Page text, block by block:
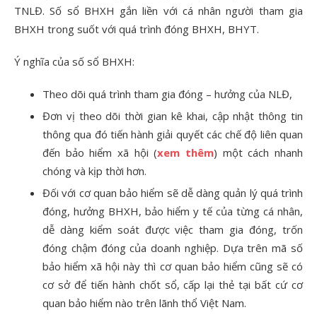
TNLĐ. Số sổ BHXH gắn liền với cá nhân người tham gia
BHXH trong suốt với quá trình đóng BHXH, BHYT.
Ý nghĩa của số sổ BHXH:
Theo dõi quá trình tham gia đóng – hưởng của NLĐ,
Đơn vị theo dõi thời gian kê khai, cập nhật thông tin
thông qua đó tiến hành giải quyết các chế độ liên quan
đến bảo hiểm xã hội (xem thêm) một cách nhanh
chóng và kịp thời hơn.
Đối với cơ quan bảo hiểm sẽ dễ dàng quản lý quá trình
đóng, hưởng BHXH, bảo hiểm y tế của từng cá nhân,
dễ dàng kiểm soát được việc tham gia đóng, trốn
đóng chậm đóng của doanh nghiệp. Dựa trên mã số
bảo hiểm xã hội này thì cơ quan bảo hiểm cũng sẽ có
cơ sở để tiến hành chốt sổ, cấp lại thẻ tại bất cứ cơ
quan bảo hiểm nào trên lãnh thổ Việt Nam.